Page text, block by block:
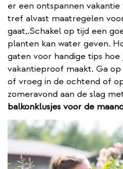
er een ontspannen
tref alvast maatregelen
gaat,.Schakel op tijd een
planten kan water geven.
gaten voor handige tips
vakantieproof maakt. Ga
of vroeg in de ochtend of
zomeravond aan de slag
balkonklusjes voor de